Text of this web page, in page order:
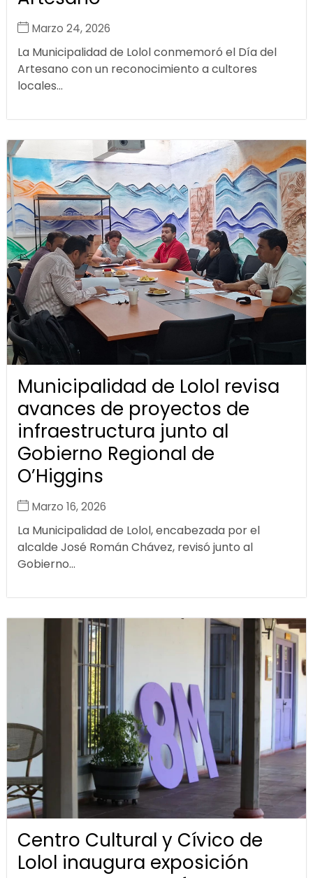
Marzo 24, 2026
La Municipalidad de Lolol conmemoró el Día del
Artesano con un reconocimiento a cultores
locales...
Municipalidad de Lolol revisa
avances de proyectos de
infraestructura junto al
Gobierno Regional de
O’Higgins
Marzo 16, 2026
La Municipalidad de Lolol, encabezada por el
alcalde José Román Chávez, revisó junto al
Gobierno...
Centro Cultural y Cívico de
Lolol inaugura exposición